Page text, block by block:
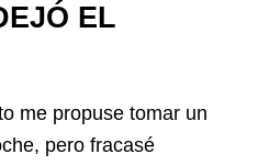
EL
me propuse tomar un
pero fracasé